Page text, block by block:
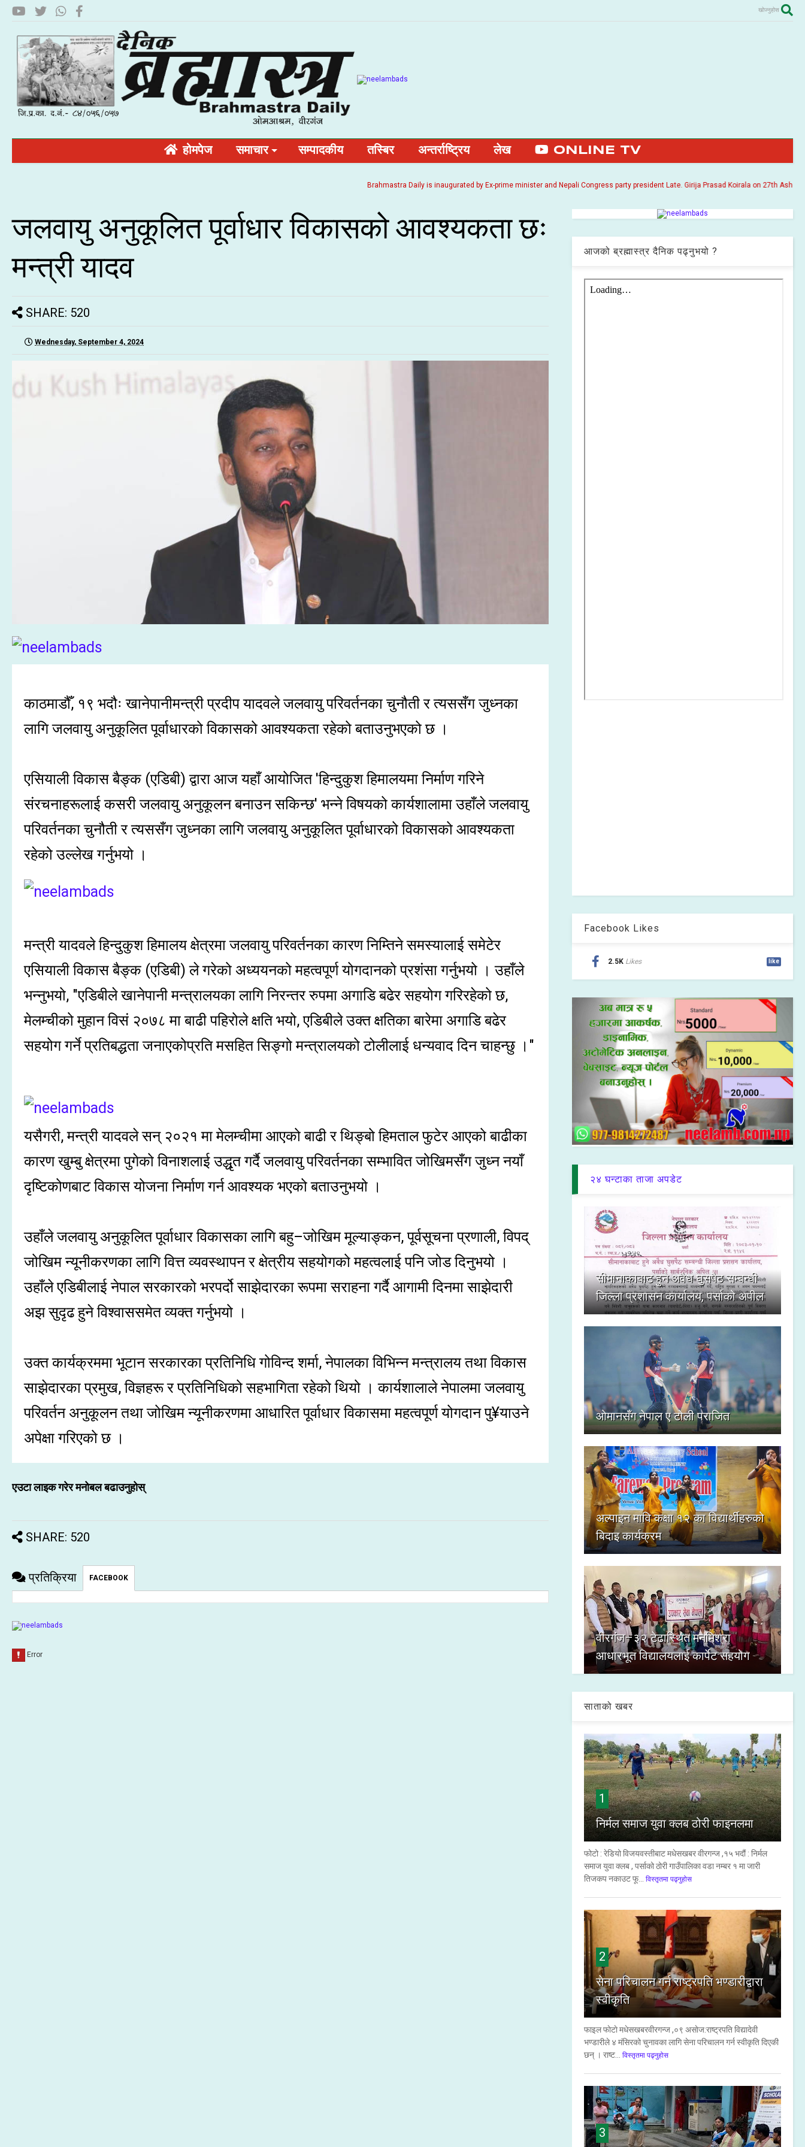
खोज्नुहोस
होमपेज समाचार सम्पादकीय तस्बिर अन्तर्राष्ट्रिय लेख ONLINE TV
Brahmastra Daily is inaugurated by Ex-prime minister and Nepali Congress party president Late. Girija Prasad Koirala on 27th Ashoj
जलवायु अनुकूलित पूर्वाधार विकासको आवश्यकता छः
मन्त्री यादव
SHARE: 520
Wednesday, September 4, 2024
काठमाडौँ, १९ भदौः खानेपानीमन्त्री प्रदीप यादवले जलवायु परिवर्तनका चुनौती र त्यससँग जुध्नका
लागि जलवायु अनुकूलित पूर्वाधारको विकासको आवश्यकता रहेको बताउनुभएको छ ।
एसियाली विकास बैङ्क (एडिबी) द्वारा आज यहाँ आयोजित 'हिन्दुकुश हिमालयमा निर्माण गरिने
संरचनाहरूलाई कसरी जलवायु अनुकूलन बनाउन सकिन्छ' भन्ने विषयको कार्यशालामा उहाँले जलवायु
परिवर्तनका चुनौती र त्यससँग जुध्नका लागि जलवायु अनुकूलित पूर्वाधारको विकासको आवश्यकता
रहेको उल्लेख गर्नुभयो ।
मन्त्री यादवले हिन्दुकुश हिमालय क्षेत्रमा जलवायु परिवर्तनका कारण निम्तिने समस्यालाई समेटेर
एसियाली विकास बैङ्क (एडिबी) ले गरेको अध्ययनको महत्वपूर्ण योगदानको प्रशंसा गर्नुभयो । उहाँले
भन्नुभयो, "एडिबीले खानेपानी मन्त्रालयका लागि निरन्तर रुपमा अगाडि बढेर सहयोग गरिरहेको छ,
मेलम्चीको मुहान विसं २०७८ मा बाढी पहिरोले क्षति भयो, एडिबीले उक्त क्षतिका बारेमा अगाडि बढेर
सहयोग गर्ने प्रतिबद्धता जनाएकोप्रति मसहित सिङ्गो मन्त्रालयको टोलीलाई धन्यवाद दिन चाहन्छु ।"
यसैगरी, मन्त्री यादवले सन् २०२१ मा मेलम्चीमा आएको बाढी र थिङ्बो हिमताल फुटेर आएको बाढीका
कारण खुम्बु क्षेत्रमा पुगेको विनाशलाई उद्धृत गर्दै जलवायु परिवर्तनका सम्भावित जोखिमसँग जुध्न नयाँ
दृष्टिकोणबाट विकास योजना निर्माण गर्न आवश्यक भएको बताउनुभयो ।
उहाँले जलवायु अनुकूलित पूर्वाधार विकासका लागि बहु–जोखिम मूल्याङ्कन, पूर्वसूचना प्रणाली, विपद्
जोखिम न्यूनीकरणका लागि वित्त व्यवस्थापन र क्षेत्रीय सहयोगको महत्वलाई पनि जोड दिनुभयो ।
उहाँले एडिबीलाई नेपाल सरकारको भरपर्दो साझेदारका रूपमा सराहना गर्दै आगामी दिनमा साझेदारी
अझ सुदृढ हुने विश्वाससमेत व्यक्त गर्नुभयो ।
उक्त कार्यक्रममा भूटान सरकारका प्रतिनिधि गोविन्द शर्मा, नेपालका विभिन्न मन्त्रालय तथा विकास
साझेदारका प्रमुख, विज्ञहरू र प्रतिनिधिको सहभागिता रहेको थियो । कार्यशालाले नेपालमा जलवायु
परिवर्तन अनुकूलन तथा जोखिम न्यूनीकरणमा आधारित पूर्वाधार विकासमा महत्वपूर्ण योगदान पु¥याउने
अपेक्षा गरिएको छ ।
एउटा लाइक गरेर मनोबल बढाउनुहोस्
SHARE: 520
प्रतिक्रिया FACEBOOK
आजको ब्रह्मास्त्र दैनिक पढ्नुभयो ?
Facebook Likes
2.5K Likes like
२४ घन्टाका ताजा अपडेट
सीमानाकाबाट हुने अवैध घुसपैठ सम्बन्धी
जिल्ला प्रशासन कार्यालय, पर्साको अपील
ओमानसँग नेपाल ए टोली पराजित
अल्पाइन मावि कक्षा १२ का विद्यार्थीहरुको
बिदाइ कार्यक्रम
वीरगंज–३२ टेढास्थित मनमिश्रा
आधारभूत विद्यालयलाई कार्पेट सहयोग
साताको खबर
1
निर्मल समाज युवा क्लब ठोरी फाइनलमा
फोटो : रेडियो विजयवस्तीबाट मधेसखबर वीरगन्ज ,१५ भदौं : निर्मल
समाज युवा क्लब , पर्साको ठोरी गाउँपालिका वडा नम्बर १ मा जारी
तिजकप नकाउट फू...
विस्तृतमा पढ्नुहोस
2
सेना परिचालन गर्न राष्ट्रपति भण्डारीद्वारा
स्वीकृति
फाइल फाेटाे मधेसखबरवीरगन्ज ,०९ असाेज:राष्ट्रपति विद्यादेवी
भण्डारीले ४ मंसिरको चुनावका लागि सेना परिचालन गर्न स्वीकृति दिएकी
छन् । राष्ट...
विस्तृतमा पढ्नुहोस
3